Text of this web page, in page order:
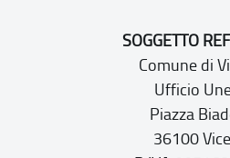
SOGGETTO
Comune di
Ufficio
Piazza
36100